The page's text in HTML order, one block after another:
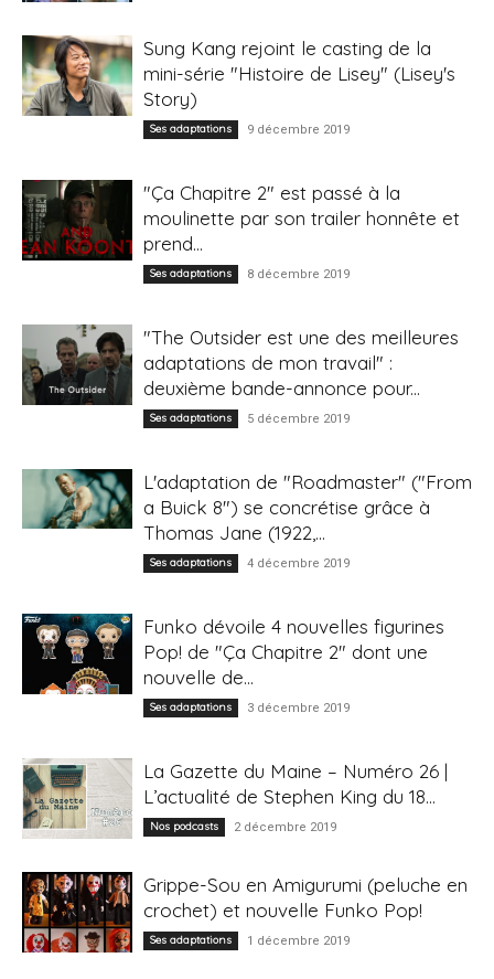
Sung Kang rejoint le casting de la
mini-série "Histoire de Lisey" (Lisey's
Story)
Ses adaptations 9 décembre 2019
"Ça Chapitre 2" est passé à la
moulinette par son trailer honnête et
prend...
Ses adaptations 8 décembre 2019
"The Outsider est une des meilleures
adaptations de mon travail" :
deuxième bande-annonce pour...
Ses adaptations 5 décembre 2019
L'adaptation de "Roadmaster" ("From
a Buick 8") se concrétise grâce à
Thomas Jane (1922,...
Ses adaptations 4 décembre 2019
Funko dévoile 4 nouvelles figurines
Pop! de "Ça Chapitre 2" dont une
nouvelle de...
Ses adaptations 3 décembre 2019
La Gazette du Maine – Numéro 26 |
L’actualité de Stephen King du 18...
Nos podcasts 2 décembre 2019
Grippe-Sou en Amigurumi (peluche en
crochet) et nouvelle Funko Pop!
Ses adaptations 1 décembre 2019